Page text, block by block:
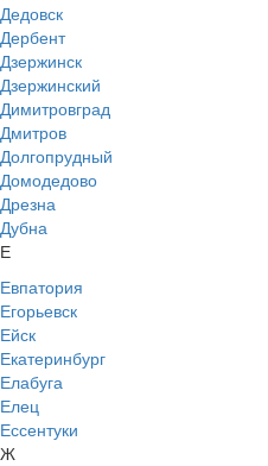
Дедовск
Дербент
Дзержинск
Дзержинский
Димитровград
Дмитров
Долгопрудный
Домодедово
Дрезна
Дубна
Е
Евпатория
Егорьевск
Ейск
Екатеринбург
Елабуга
Елец
Ессентуки
Ж